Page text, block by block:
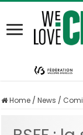
Home / News /